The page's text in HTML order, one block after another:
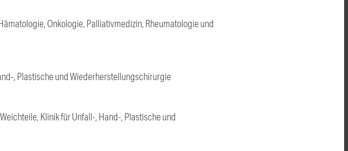
Onkologie, Palliativmedizin, Rheumatologie und
, Plastische und Wiederherstellungschirurgie
Klinik für Unfall-, Hand-, Plastische und